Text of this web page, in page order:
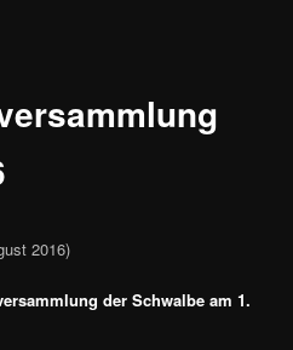
2016)
der Schwalbe am 1.